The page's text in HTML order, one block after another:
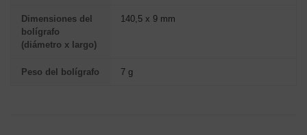
Dimensiones del
bolígrafo
(diámetro x largo)
140,5 x 9 mm
Peso del bolígrafo 7 g